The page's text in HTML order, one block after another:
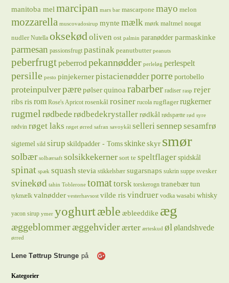
manitoba mel marcipan mars bar mascarpone mayo melon
mozzarella muscovadosirup mynte mælk mørk maltmel nougat
nudler Nutella oksekødoliven ost palmin paranødder parmaskinke
parmesan passionsfrugt pastinak peanutbutter peanuts
peberfrugtpeberrodpekannødder perleløg perlespelt
persille pesto pinjekerner pistacienødderporre portobello
proteinpulverpære pølser quinoa rabarber radiser rasp rejer
ribs risrom Rose's Apricot rosenkål rosiner rucola rugflager rugkerner
rugmel rødbederødbedekrystallerrødkål rødspætte rød syre
rødvin røget laks røget ørred safran savoykål sellerisennepsesamfrø
sigtemel sild sirup skildpadder - Toms skinke skyr smør
solbær solbærsaft solsikkekerner sort te speltflager spidskål
spinat spæk squash stevia stikkelsbær sugarsnaps sukrin suppe svesker
svinekød tahin Toblerone tomattorsk torskerogn tranebærtun
tykmælk valnødder vesterhavsost vilde ris vindruer vodka wasabi whisky
yacon sirup ymer yoghurtæble æbleeddike æg
æggeblommeræggehviderærter ærteskud øl ølandshvede
ørred
Lene Tøttrup Strunge på
Kategorier